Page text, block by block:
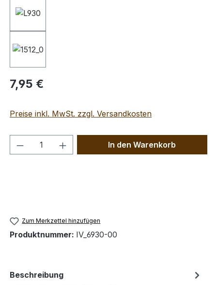
Regulärer Preis:
7,95 €
Preise inkl. MwSt. zzgl. Versandkosten
Produkt Anzahl: Gib denIn den Warenkorb
Zum Merkzettel hinzufügen
Produktnummer: IV_6930-00
Beschreibung